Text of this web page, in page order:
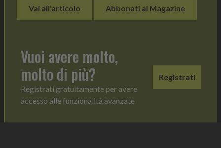
Vai all'articolo Abbonati al Magazine
Vuoi avere molto,
molto di più?
Registrati gratuitamente per avere
accesso alle funzionalità avanzate
Registrati